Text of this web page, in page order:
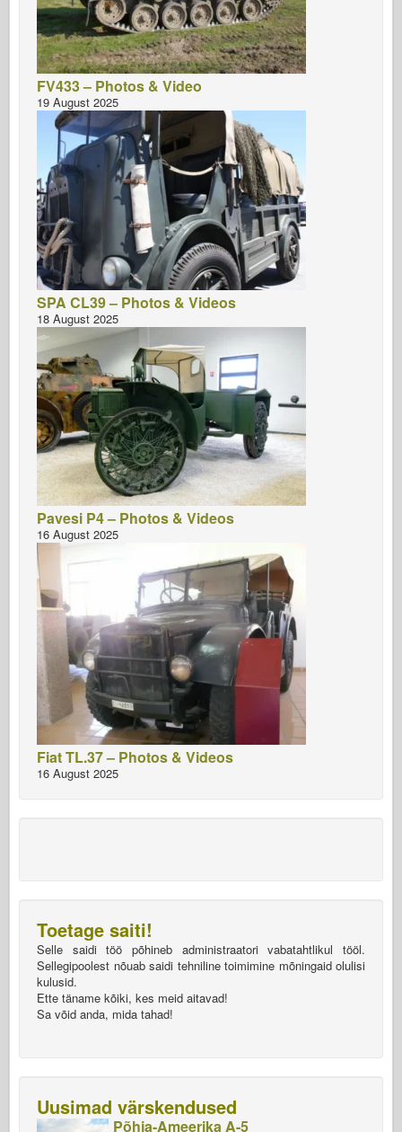
FV433 – Photos & Video
19 August 2025
SPA CL39 – Photos & Videos
18 August 2025
Pavesi P4 – Photos & Videos
16 August 2025
Fiat TL.37 – Photos & Videos
16 August 2025
Toetage saiti!
Selle saidi töö põhineb administraatori vabatahtlikul tööl.
Sellegipoolest nõuab saidi tehniline toimimine mõningaid olulisi
kulusid.
Ette täname kõiki, kes meid aitavad!
Sa võid anda, mida tahad!
Uusimad värskendused
Põhja-Ameerika A-5